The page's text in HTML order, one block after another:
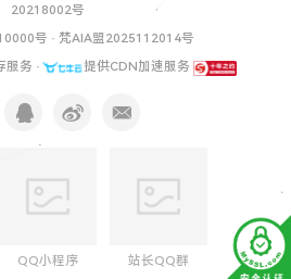
20218002号
号 · 梵AIA盟2025112014号
服务 · 提供CDN加速服务
QQ小程序 站长QQ群